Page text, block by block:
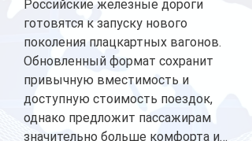
Российские железные дороги
готовятся к запуску нового
поколения плацкартных вагонов.
Обновленный формат сохранит
привычную вместимость и
доступную стоимость поездок,
однако предложит пассажирам
значительно больше комфорта и